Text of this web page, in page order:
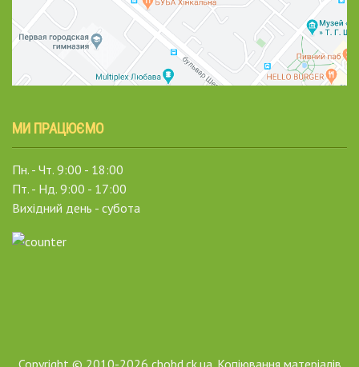
МИ ПРАЦЮЄМО
Пн. - Чт. 9:00 - 18:00
Пт. - Нд. 9:00 - 17:00
Вихідний день - субота